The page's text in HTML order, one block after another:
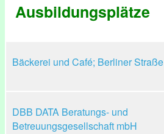
Ausbildungsplätze
Bäckerei und Café; Berliner Straße
DBB DATA Beratungs- und
Betreuungsgesellschaft mbH